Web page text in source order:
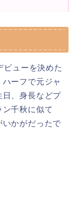
ビューを決めた
ーフで元ジャ
、身長などプ
千秋に似て
かがだったで